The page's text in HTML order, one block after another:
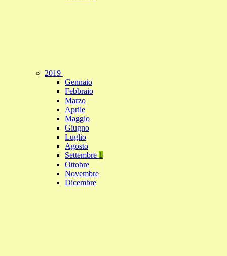
2019
Gennaio
Febbraio
Marzo
Aprile
Maggio
Giugno
Luglio
Agosto
Settembre 1
Ottobre
Novembre
Dicembre